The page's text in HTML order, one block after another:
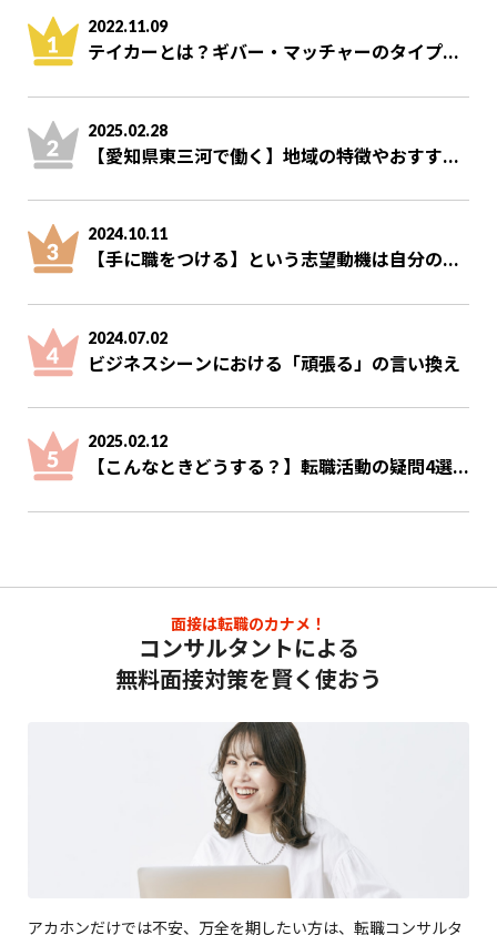
2022.11.09
テイカーとは？ギバー・マッチャーのタイプ...
2025.02.28
【愛知県東三河で働く】地域の特徴やおすす...
2024.10.11
【手に職をつける】という志望動機は自分の...
2024.07.02
ビジネスシーンにおける「頑張る」の言い換え
2025.02.12
【こんなときどうする？】転職活動の疑問4選...
面接は転職のカナメ！
コンサルタントによる
無料面接対策を賢く使おう
アカホンだけでは不安、万全を期したい方は、転職コンサルタ